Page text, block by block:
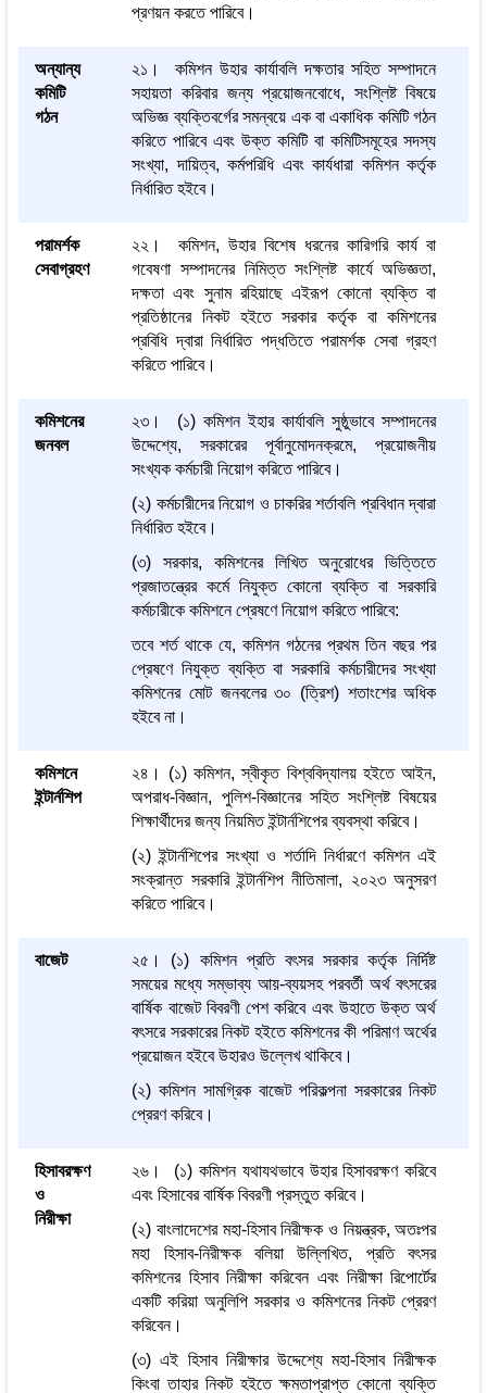
প্রণয়ন করতে পারিবে।
অন্যান্য
কমিটি
গঠন
২১। কমিশন উহার কার্যাবলি দক্ষতার সহিত সম্পাদনে
সহায়তা করিবার জন্য প্রয়োজনবোধে, সংশ্লিষ্ট বিষয়ে
অভিজ্ঞ ব্যক্তিবর্গের সমন্বয়ে এক বা একাধিক কমিটি গঠন
করিতে পারিবে এবং উক্ত কমিটি বা কমিটিসমূহের সদস্য
সংখ্যা, দায়িত্ব, কর্মপরিধি এবং কার্যধারা কমিশন কর্তৃক
নির্ধারিত হইবে।
পরামর্শক
সেবাগ্রহণ
২২। কমিশন, উহার বিশেষ ধরনের কারিগরি কার্য বা
গবেষণা সম্পাদনের নিমিত্ত সংশ্লিষ্ট কার্যে অভিজ্ঞতা,
দক্ষতা এবং সুনাম রহিয়াছে এইরূপ কোনো ব্যক্তি বা
প্রতিষ্ঠানের নিকট হইতে সরকার কর্তৃক বা কমিশনের
প্রবিধি দ্বারা নির্ধারিত পদ্ধতিতে পরামর্শক সেবা গ্রহণ
করিতে পারিবে।
কমিশনের
জনবল
২৩। (১) কমিশন ইহার কার্যাবলি সুষ্ঠুভাবে সম্পাদনের
উদ্দেশ্যে, সরকারের পূর্বানুমোদনক্রমে, প্রয়োজনীয়
সংখ্যক কর্মচারী নিয়োগ করিতে পারিবে।
(২) কর্মচারীদের নিয়োগ ও চাকরির শর্তাবলি প্রবিধান দ্বারা
নির্ধারিত হইবে।
(৩) সরকার, কমিশনের লিখিত অনুরোধের ভিত্তিতে
প্রজাতন্ত্রের কর্মে নিযুক্ত কোনো ব্যক্তি বা সরকারি
কর্মচারীকে কমিশনে প্রেষণে নিয়োগ করিতে পারিবে:
তবে শর্ত থাকে যে, কমিশন গঠনের প্রথম তিন বছর পর
প্রেষণে নিযুক্ত ব্যক্তি বা সরকারি কর্মচারীদের সংখ্যা
কমিশনের মোট জনবলের ৩০ (ত্রিশ) শতাংশের অধিক
হইবে না।
কমিশনে
ইন্টার্নশিপ
২৪। (১) কমিশন, স্বীকৃত বিশ্ববিদ্যালয় হইতে আইন,
অপরাধ-বিজ্ঞান, পুলিশ-বিজ্ঞানের সহিত সংশ্লিষ্ট বিষয়ের
শিক্ষার্থীদের জন্য নিয়মিত ইন্টার্নশিপের ব্যবস্থা করিবে।
(২) ইন্টার্নশিপের সংখ্যা ও শর্তাদি নির্ধারণে কমিশন এই
সংক্রান্ত সরকারি ইন্টার্নশিপ নীতিমালা, ২০২৩ অনুসরণ
করিতে পারিবে।
বাজেট
২৫। (১) কমিশন প্রতি বৎসর সরকার কর্তৃক নির্দিষ্ট
সময়ের মধ্যে সম্ভাব্য আয়-ব্যয়সহ পরবর্তী অর্থ বৎসরের
বার্ষিক বাজেট বিবরণী পেশ করিবে এবং উহাতে উক্ত অর্থ
বৎসরে সরকারের নিকট হইতে কমিশনের কী পরিমাণ অর্থের
প্রয়োজন হইবে উহারও উল্লেখ থাকিবে।
(২) কমিশন সামগ্রিক বাজেট পরিকল্পনা সরকারের নিকট
প্রেরণ করিবে।
হিসাবরক্ষণ
ও
নিরীক্ষা
২৬। (১) কমিশন যথাযথভাবে উহার হিসাবরক্ষণ করিবে
এবং হিসাবের বার্ষিক বিবরণী প্রস্তুত করিবে।
(২) বাংলাদেশের মহা-হিসাব নিরীক্ষক ও নিয়ন্ত্রক, অতঃপর
মহা হিসাব-নিরীক্ষক বলিয়া উল্লিখিত, প্রতি বৎসর
কমিশনের হিসাব নিরীক্ষা করিবেন এবং নিরীক্ষা রিপোর্টের
একটি করিয়া অনুলিপি সরকার ও কমিশনের নিকট প্রেরণ
করিবেন।
(৩) এই হিসাব নিরীক্ষার উদ্দেশ্যে মহা-হিসাব নিরীক্ষক
কিংবা তাহার নিকট হইতে ক্ষমতাপ্রাপ্ত কোনো ব্যক্তি